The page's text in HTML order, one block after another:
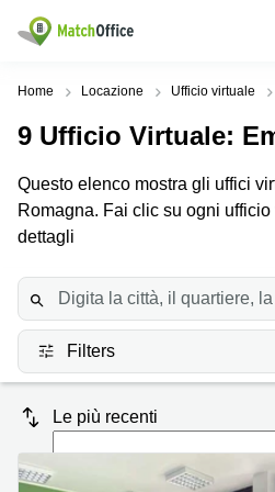
Dare in locazione e affittare
Tipologie di
commerciali
Ufficio
Center
Coworking
Sala
Riunioni
Ufficio
Zone
Genova
Milano
Palermo
Bari
Firenze
Padova
Ricerche
Coworking
Lazio
Bologna
Uffici
in
affitto a
Vicenza
Coworking
Uffici
Aiuto
Chi Siamo
Prezzo
Accesso
Home Locazione Ufficio virtuale
9 Ufficio Virtuale:
Questo elenco mostra gli uffici
Romagna. Fai clic su ogni
dettagli
Filters
Le più recenti